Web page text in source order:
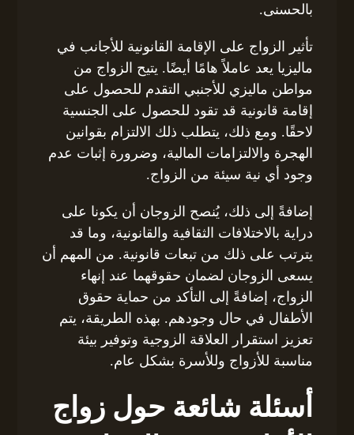
بالحسنى.
تأثير الزواج على الإقامة القانونية للأجانب في
ماليزيا يعد عاملاً هامًا أيضًا. يتيح الزواج من
مواطن ماليزي للأجنبي التقدم للحصول على
إقامة قانونية قد تقود للحصول على الجنسية
لاحقًا. ومع ذلك، يتطلب ذلك الالتزام بقوانين
الهجرة والالتزامات المالية، وضرورة إثبات عدم
وجود أي نية سيئة من الزواج.
إضافةً إلى ذلك، يُنصح الزوجان أن يكونا على
دراية بالاختلافات الثقافية والقانونية، وما قد
يترتب على ذلك من تبعات قانونية. من المهم أن
يسعى الزوجان لضمان حقوقهما عند إنهاء
الزواج، إضافةً إلى التأكد من حماية حقوق
الأطفال في حال وجودهم. بهذه الطريقة، يتم
تعزيز استقرار العلاقة الزوجية وتوفير بيئة
مناسبة للأزواج وللأسرة بشكل عام.
أسئلة شائعة حول زواج